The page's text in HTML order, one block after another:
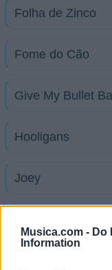
Musica.com - Do
Information
Folha de Zinco
Fome do Cão
Give My Bullet
Hooligans
Joey